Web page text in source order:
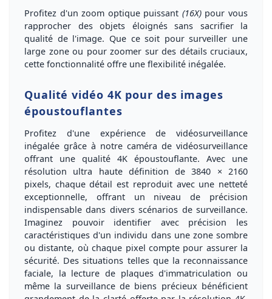
Profitez d'unzoom optiquepuissant (16X)pour vous
rapprocher des objets éloignés sans sacrifier la
qualité de l'image. Que ce soit pour surveiller une
large zone ou pour zoomer sur des détails cruciaux,
cette fonctionnalité offre une flexibilité inégalée.
Qualité vidéo 4K pour des images
époustouflantes
Profitez d'une expérience de vidéosurveillance
inégalée grâce à notre caméra de vidéosurveillance
offrant une qualité 4K époustouflante. Avec une
résolution ultra haute définition de3840 × 2160
pixels, chaque détail est reproduit avec une netteté
exceptionnelle, offrant un niveau de précision
indispensable dans divers scénarios de surveillance.
Imaginez pouvoir identifier avec précision les
caractéristiques d'un individu dans une zone sombre
ou distante, où chaque pixel compte pour assurer la
sécurité. Des situations telles que la reconnaissance
faciale, la lecture de plaques d'immatriculation ou
même la surveillance de biens précieux bénéficient